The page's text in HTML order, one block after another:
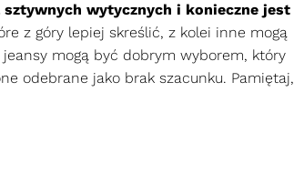
sztywnych wytycznych i konieczne jest
z góry lepiej skreślić, z kolei inne mogą
mogą być dobrym wyborem, który
odebrane jako brak szacunku. Pamiętaj,